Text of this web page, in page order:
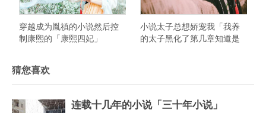
穿越成为胤禛的小说然后控
制康熙的「康熙四妃」
小说太子总想娇宠我「我养
的太子黑化了第几章知道是
猜您喜欢
连载十几年的小说「三十年小说」